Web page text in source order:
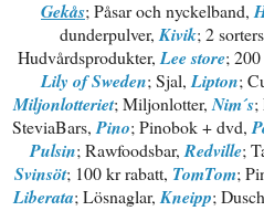
Gekås;Påsar och nyckelband,
dunderpulver,Kivik;2
Hudvårdsprodukter,Lee store;
Lily of Sweden;Sjal,Lipton;
Miljonlotteriet;Miljonlotter,Nim´s;
SteviaBars,Pino;Pinobok + dvd,
Pulsin;Rawfoodsbar,Redville;
Svinsöt;100 kr rabatt, TomTom;
Liberata;Lösnaglar,Kneipp;